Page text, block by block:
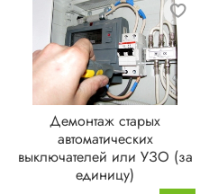
Демонтаж старых
автоматических
выключателей или УЗО (за
единицу)